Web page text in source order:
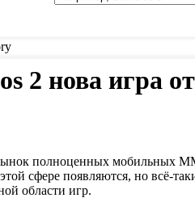
2 нова игра
полноценных мобильных
сфере появляются, но всё-
области игр.